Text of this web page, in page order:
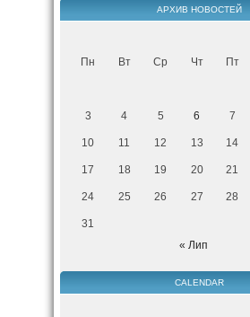
АРХИВ НОВОСТЕЙ
Пн Вт Ср Чт Пт
3 4 5 6 7
10 11 12 13 14
17 18 19 20 21
24 25 26 27 28
31
« Лип
CALENDAR